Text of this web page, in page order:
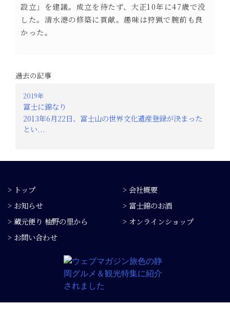
設立」を建議。成立を待たず、大正10年に47歳で没
した。清水港の修築に貢献。趣味は狩猟で腕前も良
かった。
過去の記事
2019年
富士に錦なり
2013年6月22日、富士山の世界文化遺産登録が決まった
とい...
> トップ
> 会社概要
> お知らせ
> 富士錦のお酒
> 蔵元便り 柚野の里から
> オンラインショップ
> お問い合わせ